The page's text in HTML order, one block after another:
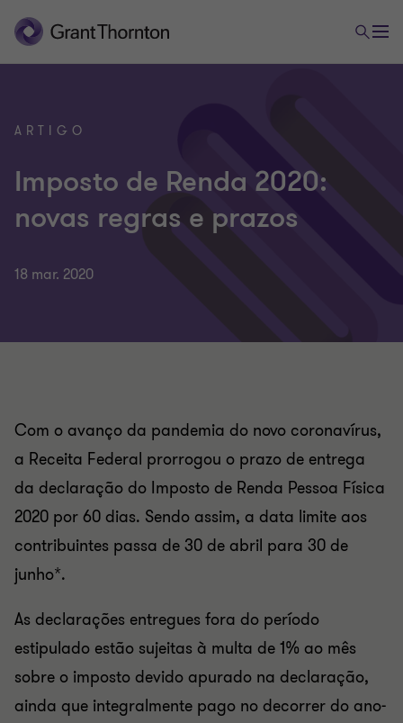
ARTIGO
Imposto de Renda 2020:
novas regras e prazos
18 mar. 2020
Com o avanço da pandemia do novo coronavírus,
a Receita Federal prorrogou o prazo de entrega
da declaração do Imposto de Renda Pessoa Física
2020 por 60 dias. Sendo assim, a data limite aos
contribuintes passa de 30 de abril para 30 de
junho*.
As declarações entregues fora do período
estipulado estão sujeitas à multa de 1% ao mês
sobre o imposto devido apurado na declaração,
ainda que integralmente pago no decorrer do ano-